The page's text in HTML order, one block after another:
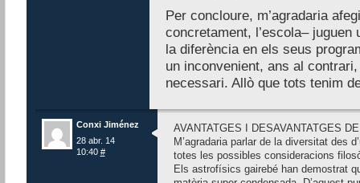
Per concloure, m’agradaria
concretament, l’escola– juguen
la diferència en els seus
un inconvenient, ans al
necessari. Allò que tots tenim
Conxi Jiménez
28 abr. 14
10:40 #
AVANTATGES I DESAVANTATGES
M’agradaria parlar de la diversitat des
totes les possibles consideracions
Els astrofísics gairebé han demostrat